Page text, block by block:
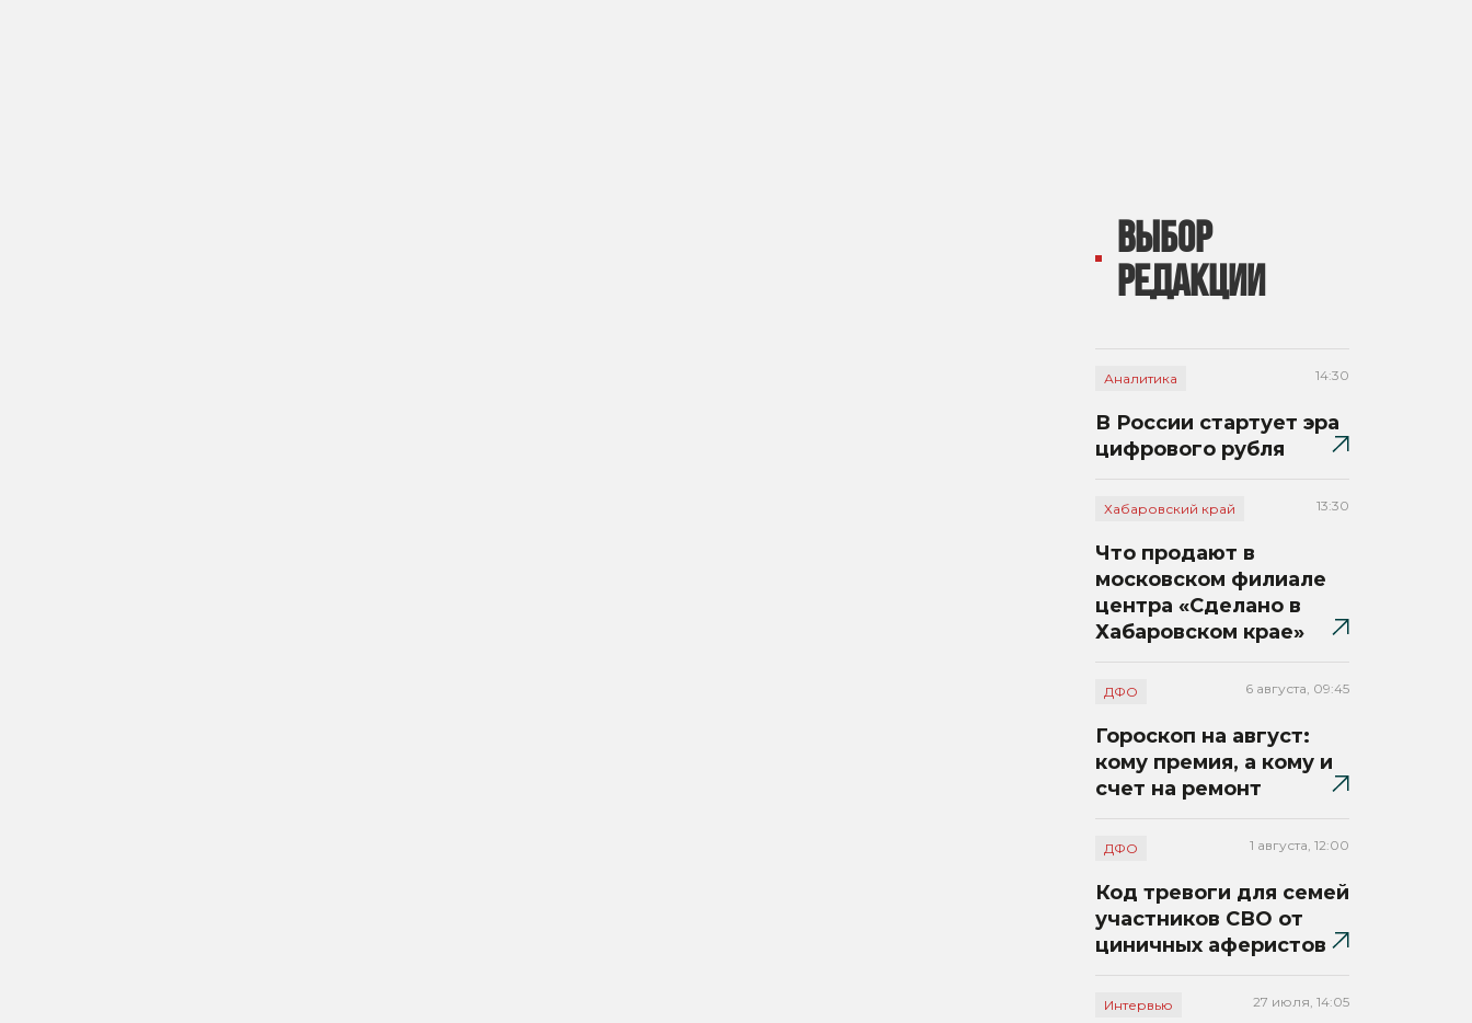
ВЫБОР
РЕДАКЦИИ
Аналитика 14:30
В России стартует эра
цифрового рубля
Хабаровский край 13:30
Что продают в
московском филиале
центра «Сделано в
Хабаровском крае»
ДФО 6 августа, 09:45
Гороскоп на август:
кому премия, а кому и
счет на ремонт
ДФО 1 августа, 12:00
Код тревоги для семей
участников СВО от
циничных аферистов
Интервью 27 июля, 14:05